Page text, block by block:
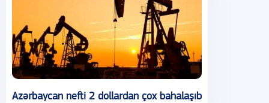
Azərbaycan nefti 2 dollardan çox bahalaşıb